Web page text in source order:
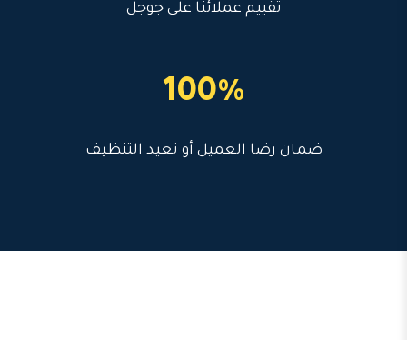
تقييم عملائنا على جوجل
100%
ضمان رضا العميل أو نعيد التنظيف